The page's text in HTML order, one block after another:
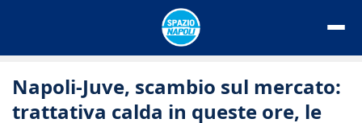
Napoli-Juve, scambio sul mercato:
trattativa calda in queste ore, le